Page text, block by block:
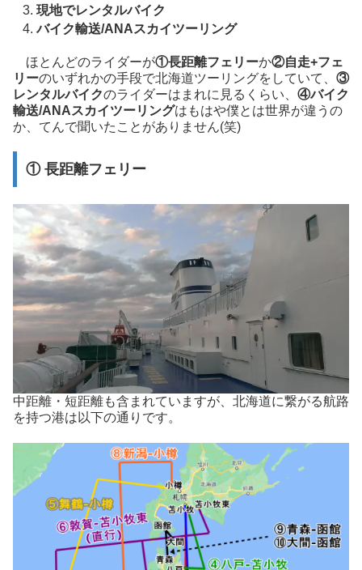
現地でレンタルバイク
バイク輸送/ANAスカイツーリング
ほとんどのライダーが①長距離フェリーか②自走+フェ
リーのいずれかの手段で北海道ツーリングをしていて、 ③
レンタルバイクのライダーはまれに見るくらい、 ④バイク
輸送/ANAスカイツーリングはもはや僕とは世界が違うの
か、てんで聞いたことがありません(笑)
① 長距離フェリー
中距離・短距離も含まれていますが、北海道に繋がる航路
を持つ港は以下の通りです。